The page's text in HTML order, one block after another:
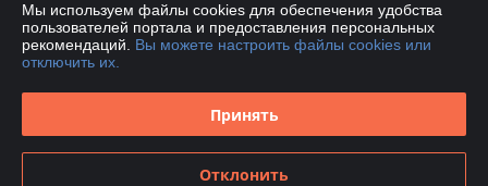
Контакты
Доставка и оплата
Мы используем файлы cookies для обеспечения удобства
пользователей портала и предоставления персональных
рекомендаций. Вы можете настроить файлы cookies или
отключить их.
Принять
Отклонить